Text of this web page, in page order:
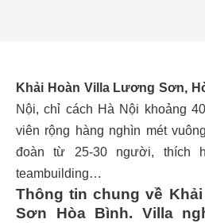
Khải Hoàn Villa Lương Sơn,
Nội, chỉ cách Hà Nội khoảng
viên rộng hàng nghìn mét
đoàn từ 25-30 người, thích
teambuilding…
Thông tin chung về
Sơn Hòa Bình. Villa